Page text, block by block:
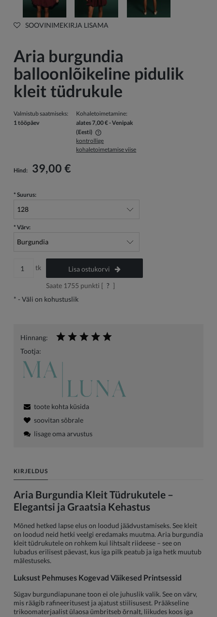
SOOVINIMEKIRJA LISAMA
Aria burgundia
balloonlõikeline pidulik
kleit tüdrukule
Valmistub saatmiseks:
1 tööpäev
Kohaletoimetamine:
alates 7,00 €- Venipak
(Eesti)
Hind ei sisalda võimalikke maksekulusid
kontrollige
kohaletoimetamise viise
Hind: 39,00 €
* Suurus:
* Värv:
tk
Lisa ostukorvi
Saate 1755 punkti [ ? ]
* - Väli on kohustuslik
Hinnang:
Tootja:
toote kohta küsida
soovitan sõbrale
lisage oma arvustus
KIRJELDUS
Aria Burgundia Kleit Tüdrukutele –
Elegantsi ja Graatsia Kehastus
Mõned hetked lapse elus on loodud jäädvustamiseks. See kleit
on loodud neid hetki veelgi eredamaks muutma. Aria burgundia
kleit tüdrukutele on rohkem kui lihtsalt riideese – see on
lubadus erilisest päevast, kus iga pilk peatub ja iga hetk muutub
mälestuseks.
Luksust Pehmuses Kogevad Väikesed Printsessid
Sügav burgundiapunane toon ei ole juhuslik valik. See on värv,
mis räägib rafineeritusest ja ajatust stiilisusest. Prääkseline
trikoomaterjaalist ülaosa ümbritseb õrnalt, liikudes koos iga